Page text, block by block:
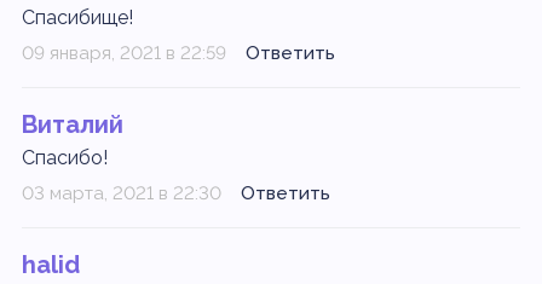
Спасибище!
09 января, 2021 в 22:59 Ответить
Виталий
Спасибо!
03 марта, 2021 в 22:30 Ответить
halid